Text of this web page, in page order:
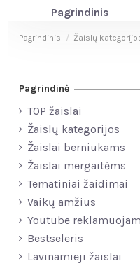
Pagrindinis
Pagrindinis Žaislų
Pagrindinė
TOP žaislai
Žaislų kategorijos
Žaislai berniukams
Žaislai mergaitėms
Tematiniai žaidimai
Vaikų amžius
Youtube
Bestseleris
Lavinamieji žaislai